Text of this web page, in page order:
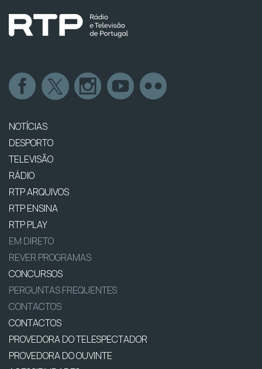
NOTÍCIAS
DESPORTO
TELEVISÃO
RÁDIO
RTP ARQUIVOS
RTP ENSINA
RTP PLAY
EM DIRETO
REVER PROGRAMAS
CONCURSOS
PERGUNTAS FREQUENTES
CONTACTOS
CONTACTOS
PROVEDORA DO TELESPECTADOR
PROVEDORA DO OUVINTE